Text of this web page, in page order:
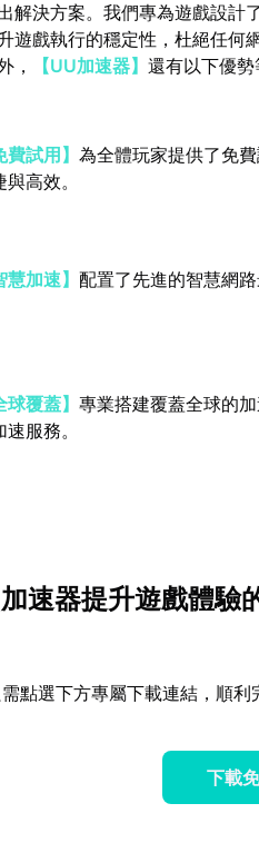
解決方案。我們專為遊戲設計
遊戲執行的穩定性，杜絕任何
，
【UU加速器】還有以下優勢
費試用】為全體玩家提供了免
與高效。
慧加速】配置了先進的智慧網
球覆蓋】專業搭建覆蓋全球的
速服務。
速器提升遊戲體驗
點選下方專屬下載連結，順利
下載